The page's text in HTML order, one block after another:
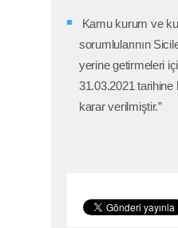
Kamu kurum ve
sorumlularının
yerine getirmeleri
31.03.2021 tarihine
karar verilmiştir.”